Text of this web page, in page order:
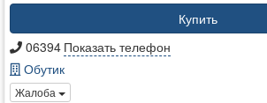
Купить
06394 Показать телефон
Обутик
Жалоба